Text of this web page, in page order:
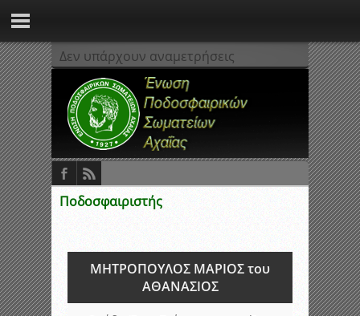
Δεν υπάρχουν αναμετρήσεις
Ποδοσφαιριστής
ΜΗΤΡΟΠΟΥΛΟΣ ΜΑΡΙΟΣ του
ΑΘΑΝΑΣΙΟΣ